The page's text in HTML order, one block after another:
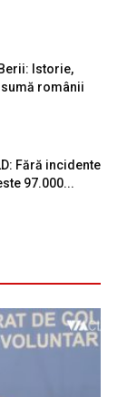
Istorie,
românii
Fără incidente
97.000...